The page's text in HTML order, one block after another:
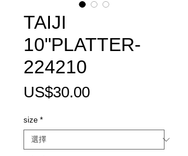
TAIJI
10"PLATTER-
224210
US$30.00價
size *